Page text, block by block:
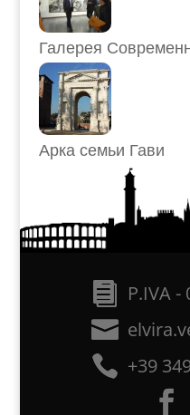
Галерея
Арка семьи Гави
P.IVA -
+39